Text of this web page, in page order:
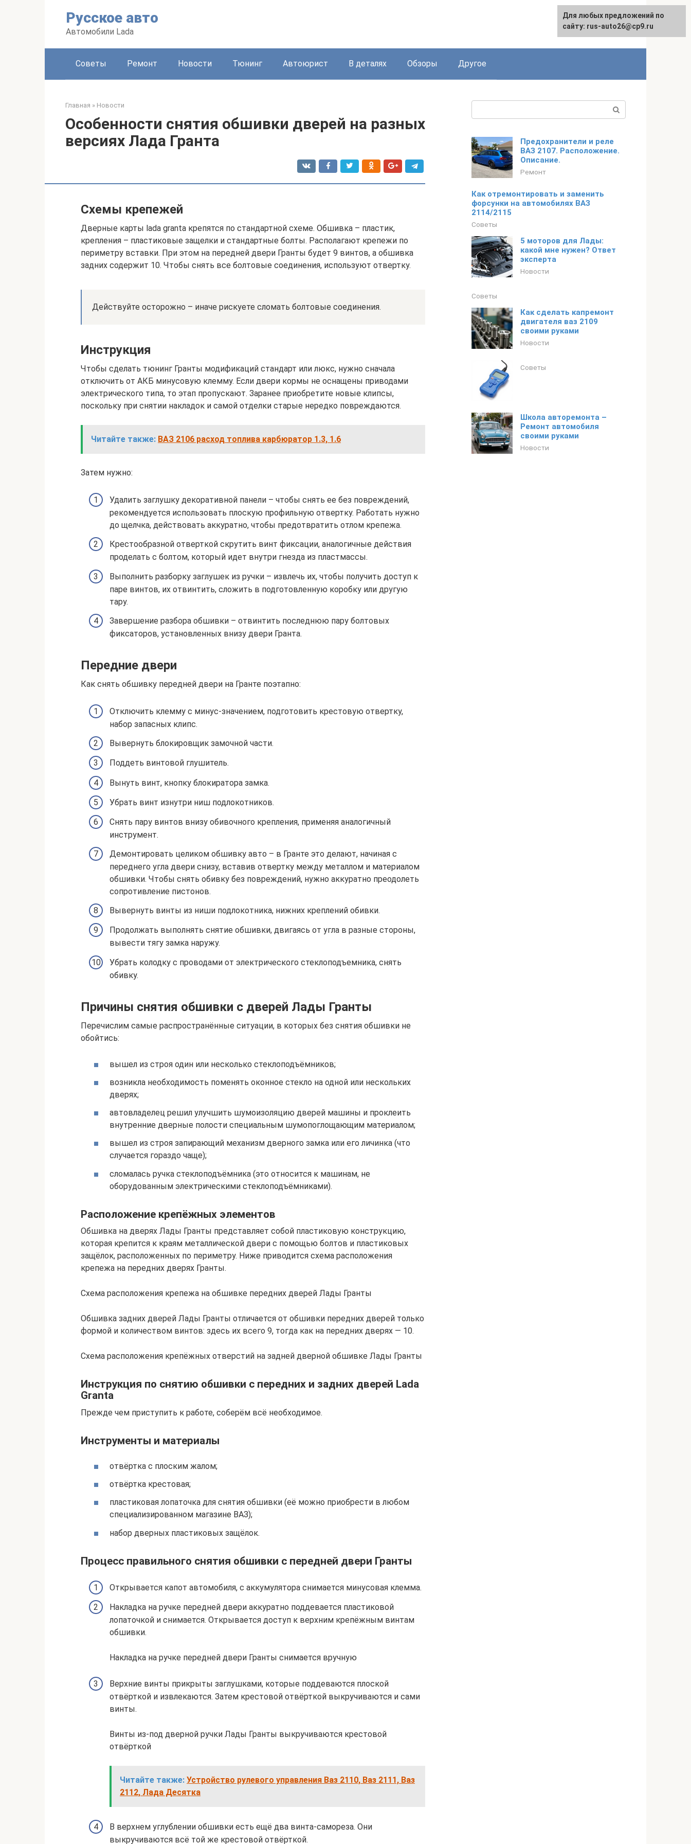
Русское авто
Автомобили Lada
Советы Ремонт Новости Тюнинг Автоюрист В деталях Обзоры Другое
Главная » Новости
Особенности снятия обшивки дверей на разных
версиях Лада Гранта
Схемы крепежей
Дверные карты lada granta крепятся по стандартной схеме. Обшивка – пластик,
крепления – пластиковые защелки и стандартные болты. Располагают крепежи по
периметру вставки. При этом на передней двери Гранты будет 9 винтов, а обшивка
задних содержит 10. Чтобы снять все болтовые соединения, используют отвертку.
Действуйте осторожно – иначе рискуете сломать болтовые соединения.
Инструкция
Чтобы сделать тюнинг Гранты модификаций стандарт или люкс, нужно сначала
отключить от АКБ минусовую клемму. Если двери кормы не оснащены приводами
электрического типа, то этап пропускают. Заранее приобретите новые клипсы,
поскольку при снятии накладок и самой отделки старые нередко повреждаются.
Читайте также: ВАЗ 2106 расход топлива карбюратор 1.3, 1.6
Затем нужно:
Удалить заглушку декоративной панели – чтобы снять ее без повреждений,
рекомендуется использовать плоскую профильную отвертку. Работать нужно
до щелчка, действовать аккуратно, чтобы предотвратить отлом крепежа.
Крестообразной отверткой скрутить винт фиксации, аналогичные действия
проделать с болтом, который идет внутри гнезда из пластмассы.
Выполнить разборку заглушек из ручки – извлечь их, чтобы получить доступ к
паре винтов, их отвинтить, сложить в подготовленную коробку или другую
тару.
Завершение разбора обшивки – отвинтить последнюю пару болтовых
фиксаторов, установленных внизу двери Гранта.
Передние двери
Как снять обшивку передней двери на Гранте поэтапно:
Отключить клемму с минус-значением, подготовить крестовую отвертку,
набор запасных клипс.
Вывернуть блокировщик замочной части.
Поддеть винтовой глушитель.
Вынуть винт, кнопку блокиратора замка.
Убрать винт изнутри ниш подлокотников.
Снять пару винтов внизу обивочного крепления, применяя аналогичный
инструмент.
Демонтировать целиком обшивку авто – в Гранте это делают, начиная с
переднего угла двери снизу, вставив отвертку между металлом и материалом
обшивки. Чтобы снять обивку без повреждений, нужно аккуратно преодолеть
сопротивление пистонов.
Вывернуть винты из ниши подлокотника, нижних креплений обивки.
Продолжать выполнять снятие обшивки, двигаясь от угла в разные стороны,
вывести тягу замка наружу.
Убрать колодку с проводами от электрического стеклоподъемника, снять
обивку.
Причины снятия обшивки с дверей Лады Гранты
Перечислим самые распространённые ситуации, в которых без снятия обшивки не
обойтись:
вышел из строя один или несколько стеклоподъёмников;
возникла необходимость поменять оконное стекло на одной или нескольких
дверях;
автовладелец решил улучшить шумоизоляцию дверей машины и проклеить
внутренние дверные полости специальным шумопоглощающим материалом;
вышел из строя запирающий механизм дверного замка или его личинка (что
случается гораздо чаще);
сломалась ручка стеклоподъёмника (это относится к машинам, не
оборудованным электрическими стеклоподъёмниками).
Расположение крепёжных элементов
Обшивка на дверях Лады Гранты представляет собой пластиковую конструкцию,
которая крепится к краям металлической двери с помощью болтов и пластиковых
защёлок, расположенных по периметру. Ниже приводится схема расположения
крепежа на передних дверях Гранты.
Схема расположения крепежа на обшивке передних дверей Лады Гранты
Обшивка задних дверей Лады Гранты отличается от обшивки передних дверей только
формой и количеством винтов: здесь их всего 9, тогда как на передних дверях — 10.
Схема расположения крепёжных отверстий на задней дверной обшивке Лады Гранты
Инструкция по снятию обшивки с передних и задних дверей Lada
Granta
Прежде чем приступить к работе, соберём всё необходимое.
Инструменты и материалы
отвёртка с плоским жалом;
отвёртка крестовая;
пластиковая лопаточка для снятия обшивки (её можно приобрести в любом
специализированном магазине ВАЗ);
набор дверных пластиковых защёлок.
Процесс правильного снятия обшивки с передней двери Гранты
Открывается капот автомобиля, с аккумулятора снимается минусовая клемма.
Накладка на ручке передней двери аккуратно поддевается пластиковой
лопаточкой и снимается. Открывается доступ к верхним крепёжным винтам
обшивки.
Накладка на ручке передней двери Гранты снимается вручную
Верхние винты прикрыты заглушками, которые поддеваются плоской
отвёрткой и извлекаются. Затем крестовой отвёрткой выкручиваются и сами
винты.
Винты из-под дверной ручки Лады Гранты выкручиваются крестовой
отвёрткой
Читайте также: Устройство рулевого управления Ваз 2110, Ваз 2111, Ваз
2112, Лада Десятка
В верхнем углублении обшивки есть ещё два винта-самореза. Они
выкручиваются всё той же крестовой отвёрткой.
Предохранители и реле
ВАЗ 2107. Расположение.
Описание.
Ремонт
Как отремонтировать и заменить
форсунки на автомобилях ВАЗ
2114/2115
Советы
5 моторов для Лады:
какой мне нужен? Ответ
эксперта
Новости
Советы
Как сделать капремонт
двигателя ваз 2109
своими руками
Новости
Советы
Школа авторемонта –
Ремонт автомобиля
своими руками
Новости
Для любых предложений по
сайту: rus-auto26@cp9.ru